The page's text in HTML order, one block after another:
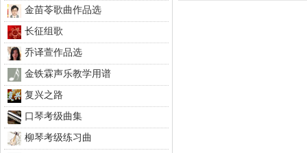
金苗苓歌曲作品选
长征组歌
乔译萱作品选
金铁霖声乐教学用谱
复兴之路
口琴考级曲集
柳琴考级练习曲